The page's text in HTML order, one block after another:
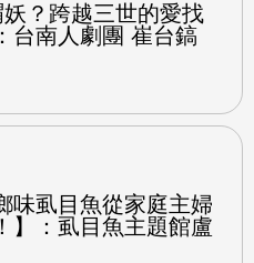
妖？跨越三世的愛找
台南人劇團 崔台鎬
味虱目魚從家庭主婦
】：虱目魚主題館盧